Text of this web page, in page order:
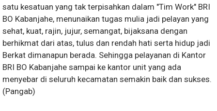
satu kesatuan yang tak terpisahkan dalam "Tim Work" BRI
BO Kabanjahe, menunaikan tugas mulia jadi pelayan yang
sehat, kuat, rajin, jujur, semangat, bijaksana dengan
berhikmat dari atas, tulus dan rendah hati serta hidup jadi
Berkat dimanapun berada. Sehingga pelayanan di Kantor
BRI BO Kabanjahe sampai ke kantor unit yang ada
menyebar di seluruh kecamatan semakin baik dan sukses.
(Pangab)